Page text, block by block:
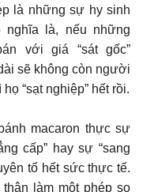
là những sự hy sinh
nghĩa là, nếu những
với giá “sát gốc”
sẽ không còn người
“sạt nghiệp” hết rồi.
macaron thực sự
cấp” hay sự “sang
tố hết sức thực tế.
làm một phép so